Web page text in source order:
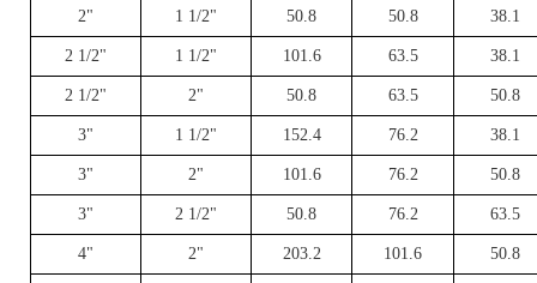
2" 1 1/2" 50.8 50.8 38.1
2 1/2" 1 1/2" 101.6 63.5 38.1
2 1/2" 2" 50.8 63.5 50.8
3" 1 1/2" 152.4 76.2 38.1
3" 2" 101.6 76.2 50.8
3" 2 1/2" 50.8 76.2 63.5
4" 2" 203.2 101.6 50.8